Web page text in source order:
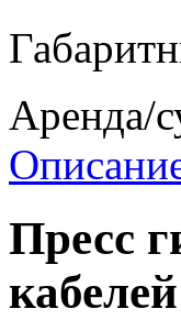
Аренда/
Пресс